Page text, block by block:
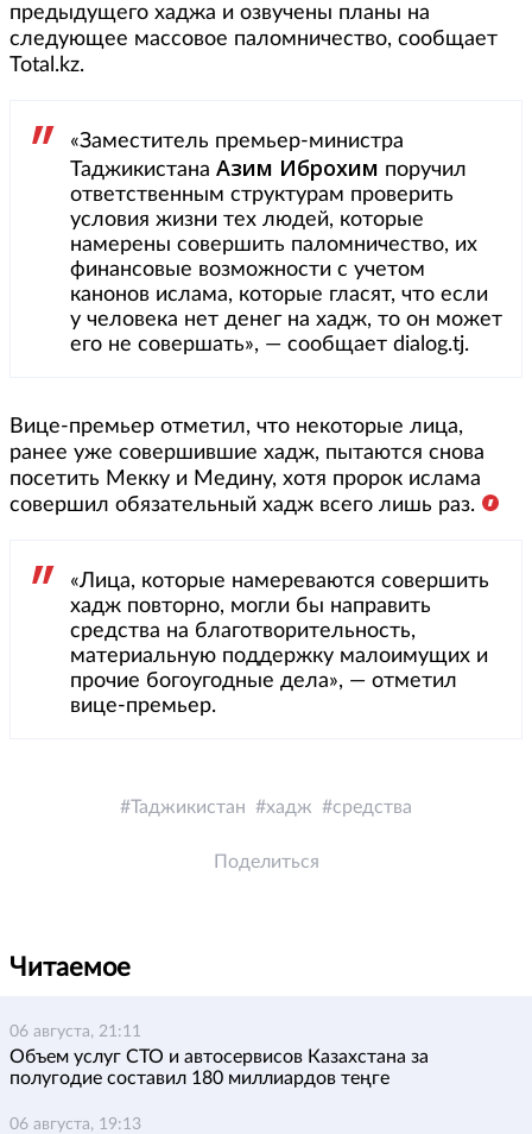
предыдущего хаджа и озвучены планы на
следующее массовое паломничество, сообщает
Total.kz.
«Заместитель премьер-министра
Таджикистана Азим Иброхим поручил
ответственным структурам проверить
условия жизни тех людей, которые
намерены совершить паломничество, их
финансовые возможности с учетом
канонов ислама, которые гласят, что если
у человека нет денег на хадж, то он может
его не совершать», — сообщает dialog.tj.
Вице-премьер отметил, что некоторые лица,
ранее уже совершившие хадж, пытаются снова
посетить Мекку и Медину, хотя пророк ислама
совершил обязательный хадж всего лишь раз.
«Лица, которые намереваются совершить
хадж повторно, могли бы направить
средства на благотворительность,
материальную поддержку малоимущих и
прочие богоугодные дела», — отметил
вице-премьер.
Таджикистан хадж средства
Поделиться
Читаемое
06 августа, 21:11
Объем услуг СТО и автосервисов Казахстана за
полугодие составил 180 миллиардов теңге
06 августа, 19:13